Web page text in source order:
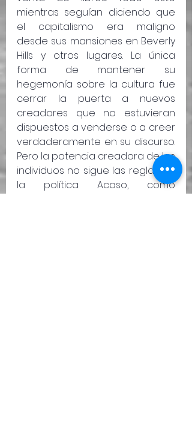
mientras seguían diciendo que
el capitalismo era maligno
desde sus mansiones en Beverly
Hills y otros lugares. La única
forma de mantener su
hegemonía sobre la cultura fue
cerrar la puerta a nuevos
creadores que no estuvieran
dispuestos a venderse o a creer
verdaderamente en su discurso.
Pero la potencia creadora de los
individuos no sigue las reglas de
la política. Acaso, como